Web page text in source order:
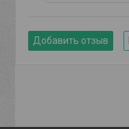
Добавить отзыв